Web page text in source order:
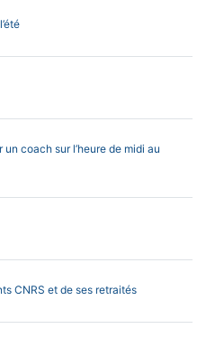
coach sur l’heure de midi au
CNRS et de ses retraités